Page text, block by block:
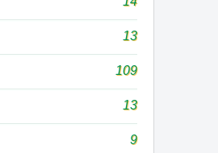
13
109
13
9